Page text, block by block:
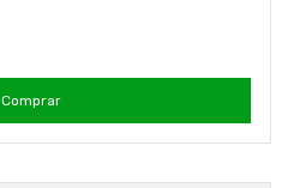
Comprar